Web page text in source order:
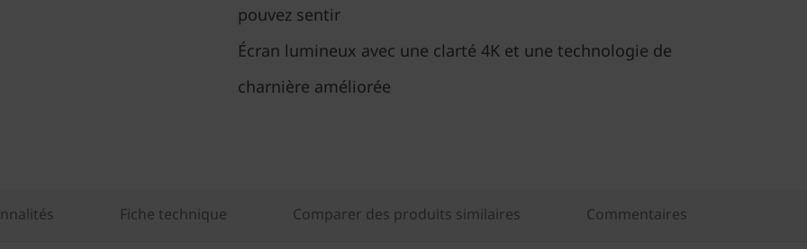
pouvez sentir
Écran lumineux avec une clarté 4K et une technologie de
charnière améliorée
Fiche technique Comparer des produits similaires Commentaires